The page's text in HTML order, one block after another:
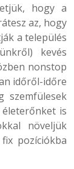
hogy a
az, hogy
a település
kevés
nonstop
időről-időre
szemfülesek
is
növeljük
pozíciókba